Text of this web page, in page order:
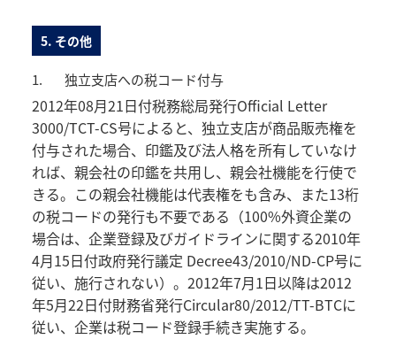
5. その他
1. 独立支店への税コード付与
2012年08月21日付税務総局発行Official Letter
3000/TCT-CS号によると、独立支店が商品販売権を
付与された場合、印鑑及び法人格を所有していなけ
れば、親会社の印鑑を共用し、親会社機能を行使で
きる。この親会社機能は代表権をも含み、また13桁
の税コードの発行も不要である（100%外資企業の
場合は、企業登録及びガイドラインに関する2010年
4月15日付政府発行議定 Decree43/2010/ND-CP号に
従い、施行されない）。2012年7月1日以降は2012
年5月22日付財務省発行Circular80/2012/TT-BTCに
従い、企業は税コード登録手続き実施する。